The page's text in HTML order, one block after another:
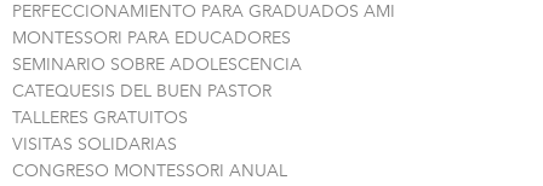
PERFECCIONAMIENTO PARA GRADUADOS AMI
MONTESSORI PARA EDUCADORES
SEMINARIO SOBRE ADOLESCENCIA
CATEQUESIS DEL BUEN PASTOR
TALLERES GRATUITOS
VISITAS SOLIDARIAS
CONGRESO MONTESSORI ANUAL